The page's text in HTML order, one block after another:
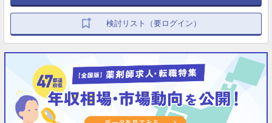
検討リスト（要ログイン）